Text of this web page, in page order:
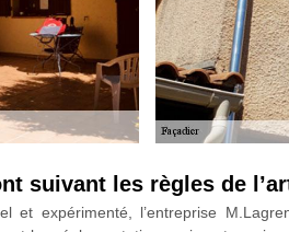
suivant les règles de
et expérimenté, l’entreprise